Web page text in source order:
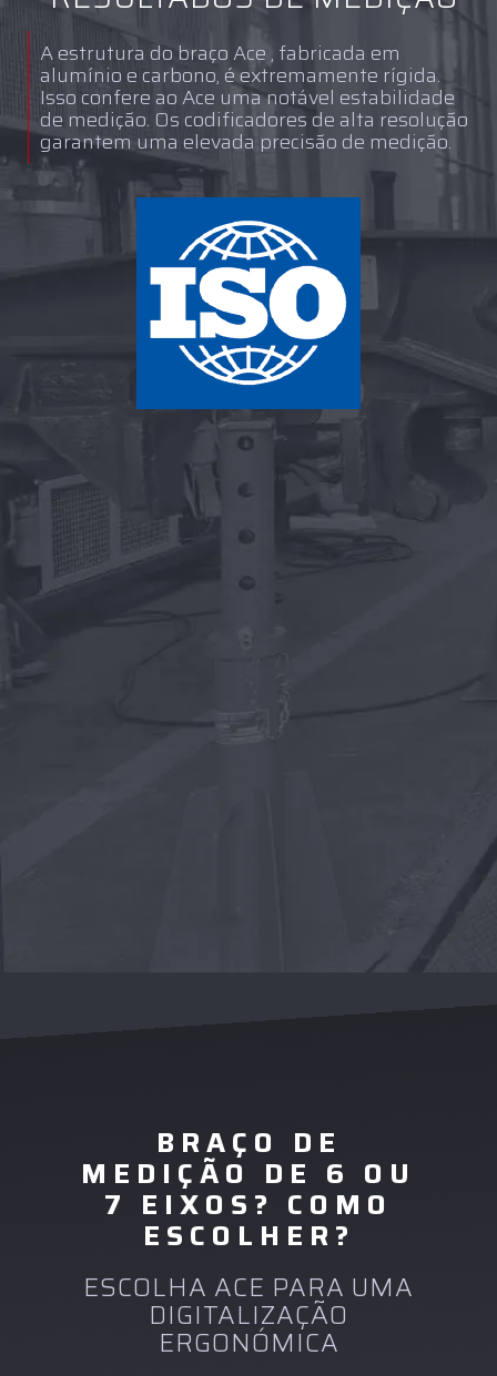
A estrutura do braço Ace , fabricada em
alumínio e carbono, é extremamente rígida.
Isso confere ao Ace uma notável estabilidade
de medição. Os codificadores de alta resolução
garantem uma elevada precisão de medição.
BRAÇO DE
MEDIÇÃO DE 6 OU
7 EIXOS? COMO
ESCOLHER?
ESCOLHA ACE PARA UMA
DIGITALIZAÇÃO
ERGONÓMICA